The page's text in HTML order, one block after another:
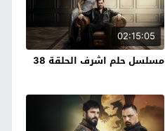
02:15:05
مسلسل حلم اشرف الحلقة 38